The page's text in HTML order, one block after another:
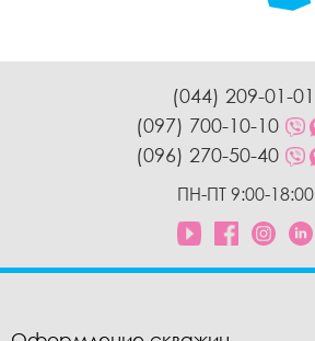
(044) 209-01-01
(097) 700-10-10
(096) 270-50-40
ПН-ПТ 9:00-18:00